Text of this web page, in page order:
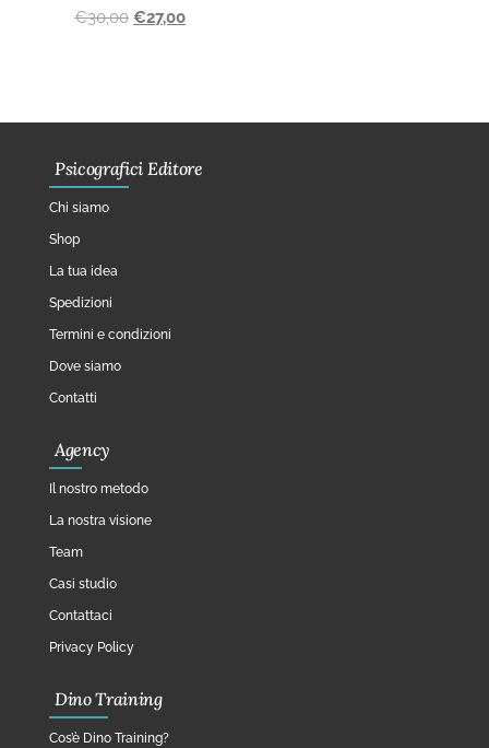
€30,00 €27,00
Psicografici Editore
Chi siamo
Shop
La tua idea
Spedizioni
Termini e condizioni
Dove siamo
Contatti
Agency
Il nostro metodo
La nostra visione
Team
Casi studio
Contattaci
Privacy Policy
Dino Training
Cos’è Dino Training?